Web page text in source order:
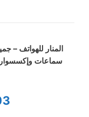
المنار للهواتف –
سماعات